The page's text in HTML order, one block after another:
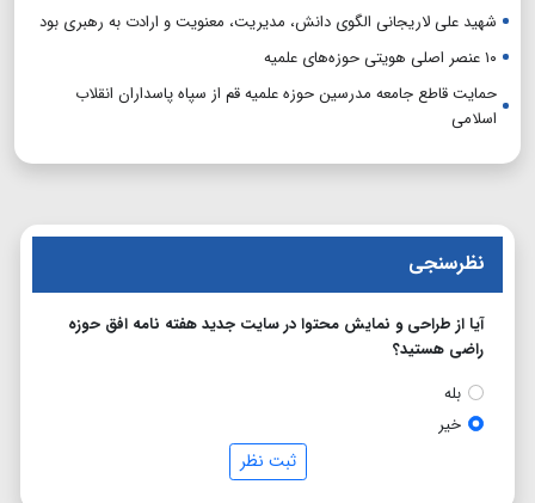
شهید علی لاریجانی الگوی دانش، مدیریت، معنویت و ارادت به رهبری بود
۱۰ عنصر اصلی هویتی حوزه‌های علمیه
حمایت قاطع جامعه مدرسین حوزه علمیه قم از سپاه پاسداران انقلاب
اسلامی
نظرسنجی
آیا از طراحی و نمایش محتوا در سایت جدید هفته نامه افق حوزه
راضی هستید؟
بله
خیر
ثبت نظر